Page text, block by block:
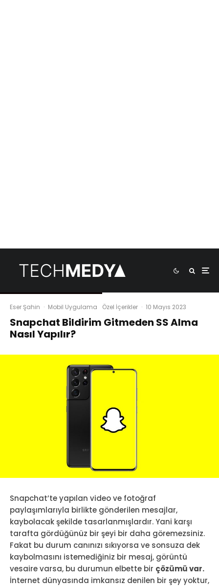
Eser Şahin · Mobil Uygulama Özel İçerikler · 10 Mayıs 2023
Snapchat Bildirim Gitmeden SS Alma
Nasıl Yapılır?
Snapchat’te yapılan video ve fotoğraf
paylaşımlarıyla birlikte gönderilen mesajlar,
kaybolacak şekilde tasarlanmışlardır. Yani karşı
tarafta gördüğünüz bir şeyi bir daha göremezsiniz.
Fakat bu durum canınızı sıkıyorsa ve sonsuza dek
kaybolmasını istemediğiniz bir mesaj, görüntü
vesaire varsa, bu durumun elbette bir çözümü var.
İnternet dünyasında imkansız denilen bir şey yoktur,